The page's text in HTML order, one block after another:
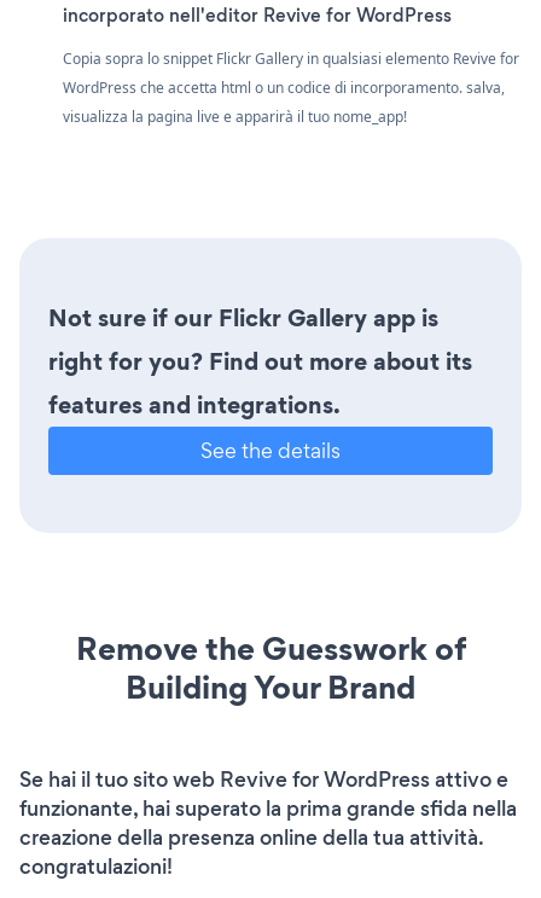
incorporato nell'editor Revive for WordPress
Copia sopra lo snippet Flickr Gallery in qualsiasi elemento Revive for
WordPress che accetta html o un codice di incorporamento. salva,
visualizza la pagina live e apparirà il tuo nome_app!
Not sure if our Flickr Gallery app is
right for you? Find out more about its
features and integrations.
See the details
Remove the Guesswork of
Building Your Brand
Se hai il tuo sito web Revive for WordPress attivo e
funzionante, hai superato la prima grande sfida nella
creazione della presenza online della tua attività.
congratulazioni!